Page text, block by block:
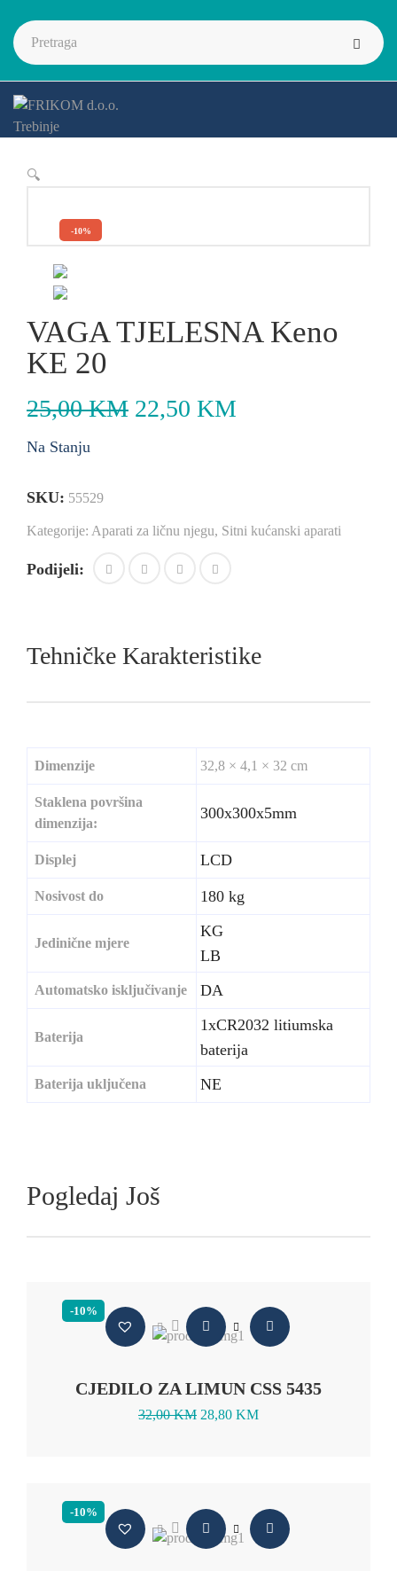
🔍
-10%
VAGA TJELESNA Keno
KE 20
25,00KM 22,50 KM
Na Stanju
SKU: 55529
Kategorije: Aparati za ličnu njegu, Sitni kućanski aparati
Podijeli:
Tehničke Karakteristike
Dimenzije 32,8 × 4,1 × 32 cm
Staklena površina
dimenzija:
300x300x5mm
Displej LCD
Nosivost do 180 kg
Jedinične mjere
KG
LB
Automatsko isključivanje DA
Baterija
1xCR2032 litiumska
baterija
Baterija uključena NE
Pogledaj Još
-10%
CJEDILO ZA LIMUN CSS 5435
32,00KM 28,80 KM
-10%